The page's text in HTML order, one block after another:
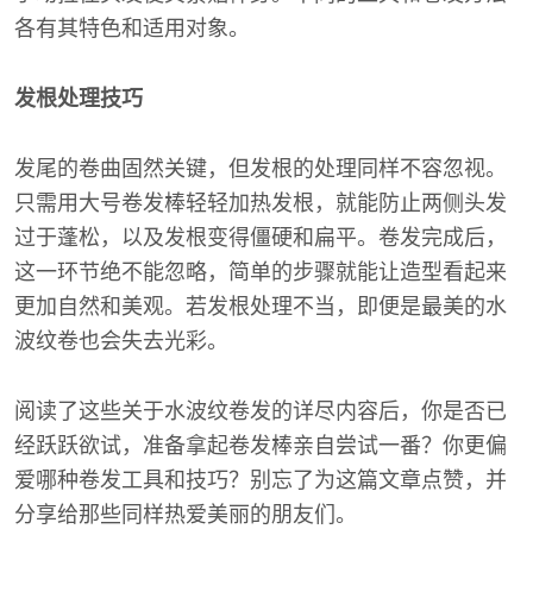
各有其特色和适用对象。
发根处理技巧
发尾的卷曲固然关键，但发根的处理同样不容忽视。
只需用大号卷发棒轻轻加热发根，就能防止两侧头发
过于蓬松，以及发根变得僵硬和扁平。卷发完成后，
这一环节绝不能忽略，简单的步骤就能让造型看起来
更加自然和美观。若发根处理不当，即便是最美的水
波纹卷也会失去光彩。
阅读了这些关于水波纹卷发的详尽内容后，你是否已
经跃跃欲试，准备拿起卷发棒亲自尝试一番？你更偏
爱哪种卷发工具和技巧？别忘了为这篇文章点赞，并
分享给那些同样热爱美丽的朋友们。